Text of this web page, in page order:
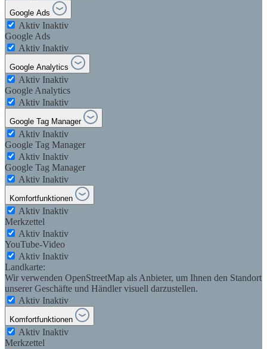
Google Ads
Aktiv Inaktiv
Google Ads
Aktiv Inaktiv
Google Analytics
Aktiv Inaktiv
Google Analytics
Aktiv Inaktiv
Google Tag Manager
Aktiv Inaktiv
Google Tag Manager
Aktiv Inaktiv
Google Tag Manager
Aktiv Inaktiv
Komfortfunktionen
Aktiv Inaktiv
Merkzettel
Aktiv Inaktiv
YouTube-Video
Aktiv Inaktiv
Landkarte:
Wir verwenden OpenStreetMap als Anbieter, um Ihnen den Standort
unserer Geschäfte und Händler visuell darzustellen.
Aktiv Inaktiv
Komfortfunktionen
Aktiv Inaktiv
Merkzettel